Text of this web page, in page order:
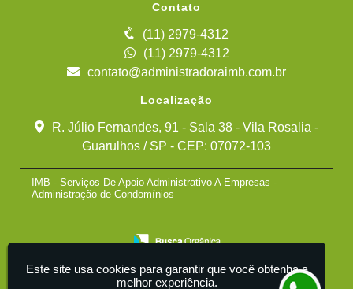
Contato
(11) 2979-4312
(11) 2979-4312
contato@administradoraimb.com.br
Localização
R. Júlio Fernandes, 91 - Sala 38 - Vila Rosalia -
Guarulhos / SP - CEP: 07072-103
IMB - Serviços De Apoio Administrativo A Empresas -
Administração de Condomínios
Este site usa cookies para garantir que você obtenha a
melhor experiência.